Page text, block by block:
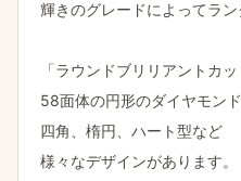
輝きの​グレードに​よって​ラン
「ラウンドブリリアントカ
58面体の​円形の​ダイヤモン
四角、​楕円、​ハート型など
様々な​デザインが​あります。